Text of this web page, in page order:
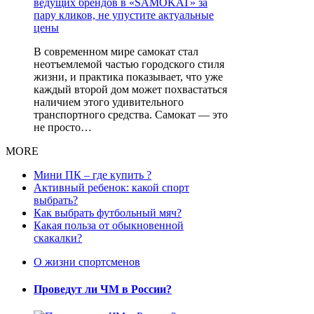
В современном мире самокат стал
неотъемлемой частью городского стиля
жизни, и практика показывает, что уже
каждый второй дом может похвастаться
наличием этого удивительного
транспортного средства. Самокат — это
не просто…
MORE
Мини ПК – где купить ?
Активный ребенок: какой спорт
выбрать?
Как выбрать футбольный мяч?
Какая польза от обыкновенной
скакалки?
О жизни спортсменов
Проведут ли ЧМ в России?